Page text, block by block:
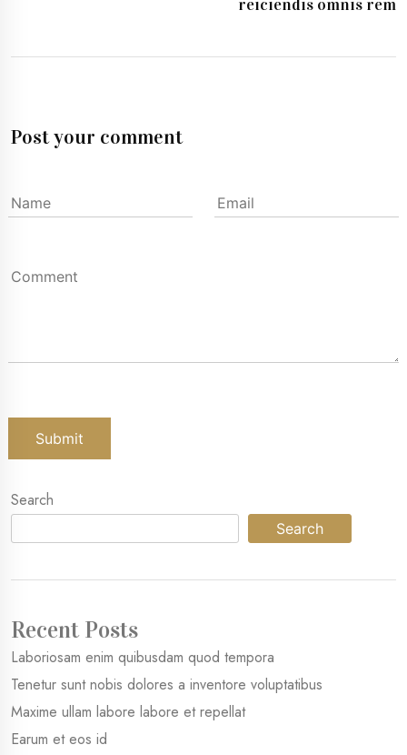
reiciendis omnis rem
Post your comment
Search
Search
Recent Posts
Laboriosam enim quibusdam quod tempora
Tenetur sunt nobis dolores a inventore voluptatibus
Maxime ullam labore labore et repellat
Earum et eos id